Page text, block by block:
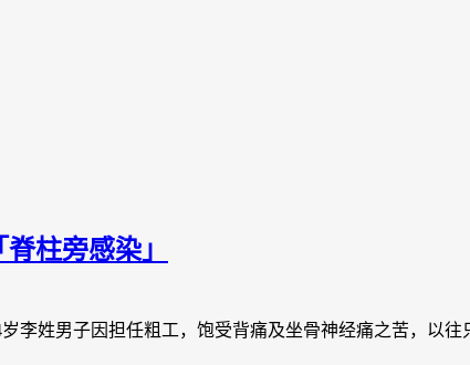
柱旁感染」
李姓男子因担任粗工，饱受背痛及坐骨神经痛之苦，以